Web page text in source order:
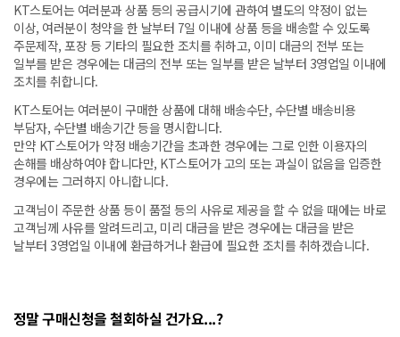
KT스토어는 여러분과 상품 등의 공급시기에 관하여 별도의 약정이 없는
이상, 여러분이 청약을 한 날부터 7일 이내에 상품 등을 배송할 수 있도록
주문제작, 포장 등 기타의 필요한 조치를 취하고, 이미 대금의 전부 또는
일부를 받은 경우에는 대금의 전부 또는 일부를 받은 날부터 3영업일 이내에
조치를 취합니다.
KT스토어는 여러분이 구매한 상품에 대해 배송수단, 수단별 배송비용
부담자, 수단별 배송기간 등을 명시합니다.
만약 KT스토어가 약정 배송기간을 초과한 경우에는 그로 인한 이용자의
손해를 배상하여야 합니다만, KT스토어가 고의 또는 과실이 없음을 입증한
경우에는 그러하지 아니합니다.
고객님이 주문한 상품 등이 품절 등의 사유로 제공을 할 수 없을 때에는 바로
고객님께 사유를 알려드리고, 미리 대금을 받은 경우에는 대금을 받은
날부터 3영업일 이내에 환급하거나 환급에 필요한 조치를 취하겠습니다.
정말 구매신청을 철회하실 건가요...?